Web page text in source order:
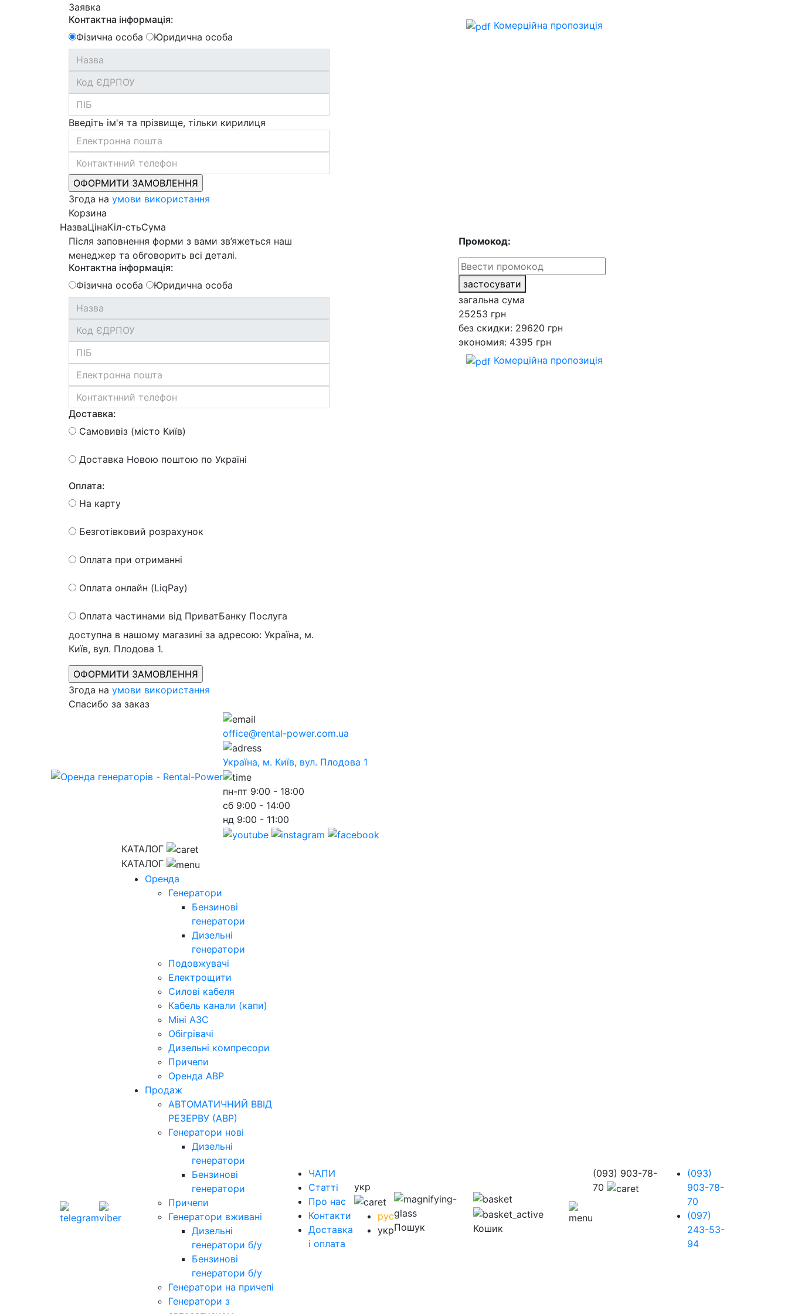
Заявка
Контактна інформація:
Фізична особа
Юридична особа
Введіть ім'я та прізвище, тільки кирилиця
Згода на умови використання
Комерційна пропозиція
Корзина
НазваЦінаКіл-стьСума
Після заповнення форми з вами зв’яжеться наш
менеджер та обговорить всі деталі.
Контактна інформація:
Фізична особа
Юридична особа
Доставка:
Самовивіз (місто Київ)
Доставка Новою поштою по Україні
Оплата:
На карту
Безготівковий розрахунок
Оплата при отриманні
Оплата онлайн (LiqPay)
Оплата частинами від ПриватБанку Послуга
доступна в нашому магазині за адресою: Україна, м.
Київ, вул. Плодова 1.
Згода на умови використання
Промокод:
застосувати
загальна сума
25253 грн
без скидки: 29620 грн
экономия: 4395 грн
Комерційна пропозиція
Спасибо за заказ
office@rental-power.com.ua
Україна, м. Київ, вул. Плодова 1
пн-пт 9:00 - 18:00
сб 9:00 - 14:00
нд 9:00 - 11:00
КАТАЛОГ
КАТАЛОГ
Оренда
Генератори
Бензинові
генератори
Дизельні
генератори
Подовжувачі
Електрощити
Силові кабеля
Кабель канали (капи)
Міні АЗС
Обігрівачі
Дизельні компресори
Причепи
Оренда АВР
Продаж
АВТОМАТИЧНИЙ ВВІД
РЕЗЕРВУ (АВР)
Генератори нові
Дизельні
генератори
Бензинові
генератори
Причепи
Генератори вживані
Дизельні
генератори б/у
Бензинові
генератори б/у
Генератори на причепі
Генератори з
ЧАПИ
Статті
Про нас
Контакти
Доставка
і оплата
укр
рус
укрПошук Кошик
(093) 903-78-
70
(093)
903-78-
70
(097)
243-53-
94